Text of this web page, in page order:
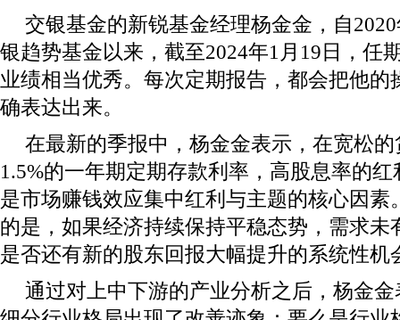
交银基金的新锐基金经理杨金金，自
银趋势基金以来，截至2024年1月19日，任
业绩相当优秀。每次定期报告，都会把他的
确表达出来。
在最新的季报中，杨金金表示，在宽松
1.5%的一年期定期存款利率，高股息率的
是市场赚钱效应集中红利与主题的核心因素
的是，如果经济持续保持平稳态势，需求未
是否还有新的股东回报大幅提升的系统性机
通过对上中下游的产业分析之后，杨金